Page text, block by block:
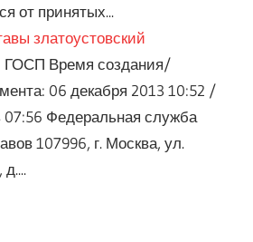
от принятых...
златоустовский
ГОСП Время создания/
06 декабря 2013 10:52 /
07:56 Федеральная служба
107996, г. Москва, ул.